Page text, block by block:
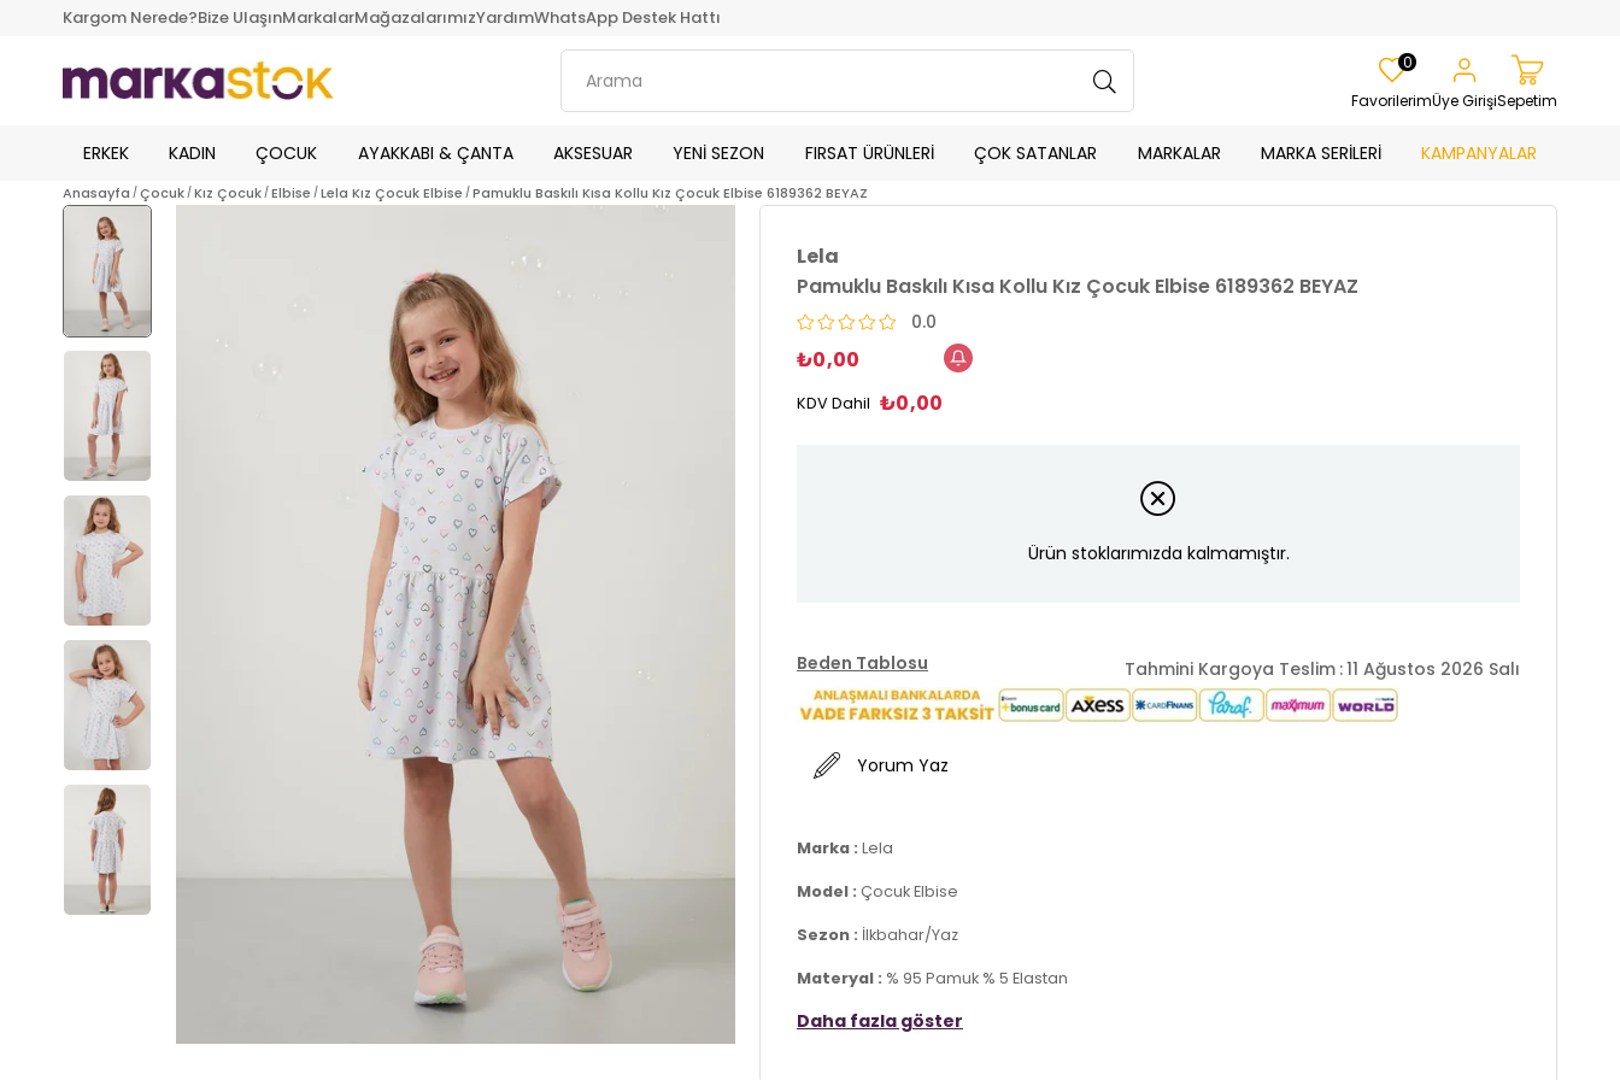
Kargom Nerede?Bize UlaşınMarkalarMağazalarımızYardımWhatsApp Destek Hattı
Favorilerim
0
Üye GirişiSepetim
ERKEK KADIN ÇOCUK AYAKKABI & ÇANTA AKSESUAR YENİ SEZON FIRSAT ÜRÜNLERİ ÇOK SATANLAR MARKALAR MARKA SERİLERİ KAMPANYALAR
Anasayfa Çocuk Kız Çocuk Elbise Lela Kız Çocuk Elbise Pamuklu Baskılı Kısa Kollu Kız Çocuk Elbise 6189362 BEYAZ
Lela
Pamuklu Baskılı Kısa Kollu Kız Çocuk Elbise 6189362 BEYAZ
0.0
₺0,00
KDV Dahil ₺0,00
Ürün stoklarımızda kalmamıştır.
Beden Tablosu Tahmini Kargoya Teslim :11 Ağustos 2026 Salı
Yorum Yaz
Marka : Lela
Model : Çocuk Elbise
Sezon : İlkbahar/Yaz
Materyal : % 95 Pamuk % 5 Elastan
Yaka Bilgisi :Bisiklet Yaka
Daha fazla göster